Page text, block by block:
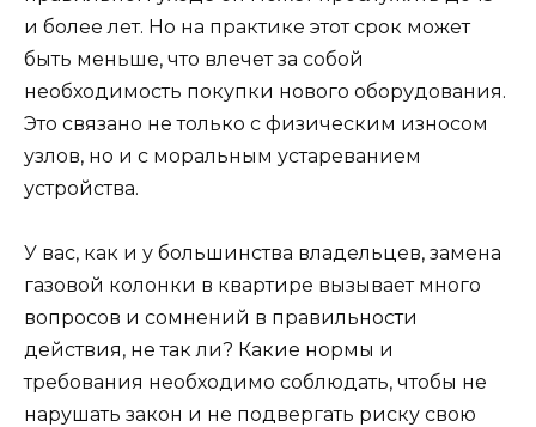
и более лет. Но на практике этот срок может
быть меньше, что влечет за собой
необходимость покупки нового оборудования.
Это связано не только с физическим износом
узлов, но и с моральным устареванием
устройства.
У вас, как и у большинства владельцев, замена
газовой колонки в квартире вызывает много
вопросов и сомнений в правильности
действия, не так ли? Какие нормы и
требования необходимо соблюдать, чтобы не
нарушать закон и не подвергать риску свою